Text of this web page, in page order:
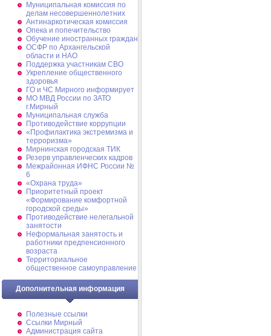
Муниципальная комиссия по
делам несовершеннолетних
Антинаркотическая комиссия
Опека и попечительство
Обучение иностранных граждан
ОСФР по Архангельской
области и НАО
Поддержка участникам СВО
Укрепление общественного
здоровья
ГО и ЧС Мирного информирует
МО МВД России по ЗАТО
г.Мирный
Муниципальная cлужба
Противодействие коррупции
«Профилактика экстремизма и
терроризма»
Мирнинская городская ТИК
Резерв управленческих кадров
Межрайонная ИФНС России №
6
«Охрана труда»
Приоритетный проект
«Формирование комфортной
городской среды»
Противодействие нелегальной
занятости
Неформальная занятость и
работники предпенсионного
возраста
Территориальное
общественное самоуправление
Дополнительная информация
Полезные ссылки
Ссылки Мирный
Администрация сайта